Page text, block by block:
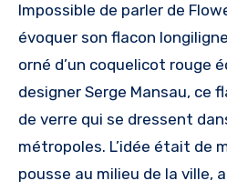
Impossible de parler de
évoquer son flacon
orné d’un coquelicot rouge
designer Serge Mansau, ce
de verre qui se dressent
métropoles. L’idée était de
pousse au milieu de la ville,